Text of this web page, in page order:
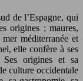
de l’Espagne, qui
origines ; maures,
méditerranée et
elle confère à ses
Ses origines et sa
culture occidentale